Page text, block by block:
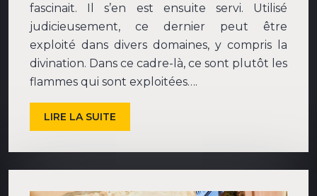
fascinait. Il s’en est ensuite servi. Utilisé
judicieusement, ce dernier peut être
exploité dans divers domaines, y compris la
divination. Dans ce cadre-là, ce sont plutôt les
flammes qui sont exploitées….
LIRE LA SUITE